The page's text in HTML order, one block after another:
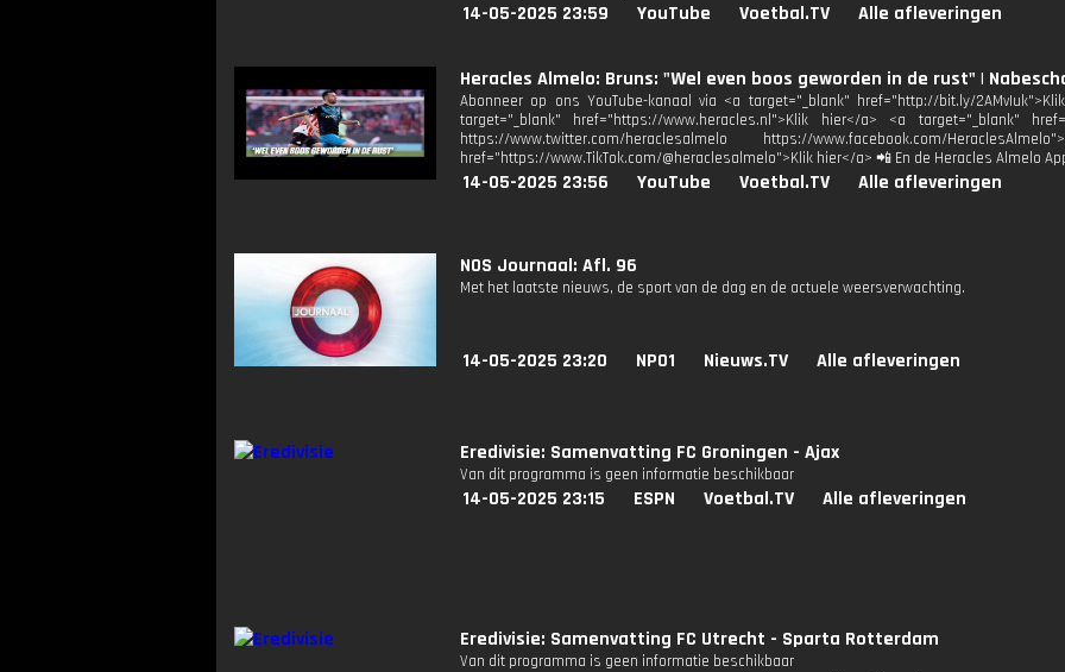
14-05-2025 23:59 YouTube Voetbal.TV Alle afleveringen
Heracles Almelo: Bruns: "Wel even boos geworden in de rust" |
Abonneer op ons YouTube-kanaal via <a target="_blank" href="http://bit.ly/
target="_blank" href="https://www.heracles.nl">Klik hier</a> <a target="_blank"
https://www.twitter.com/heraclesalmelo https://www.facebook.com/
href="https://www.TikTok.com/@heraclesalmelo">Klik hier</a> 📲 En de Heracles Almelo
14-05-2025 23:56 YouTube Voetbal.TV Alle afleveringen
NOS Journaal: Afl. 96
Met het laatste nieuws, de sport van de dag en de actuele weersverwachting.
14-05-2025 23:20 NPO1 Nieuws.TV Alle afleveringen
Eredivisie: Samenvatting FC Groningen - Ajax
Van dit programma is geen informatie beschikbaar
14-05-2025 23:15 ESPN Voetbal.TV Alle afleveringen
Eredivisie: Samenvatting FC Utrecht - Sparta Rotterdam
Van dit programma is geen informatie beschikbaar